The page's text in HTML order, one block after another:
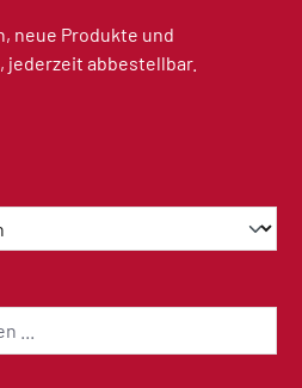
neue Produkte und
abbestellbar.